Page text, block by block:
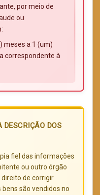
por meio de
ou
meses a 1 (um)
correspondente à
DESCRIÇÃO DOS
fiel das informações
ou outro órgão
de corrigir
são vendidos no